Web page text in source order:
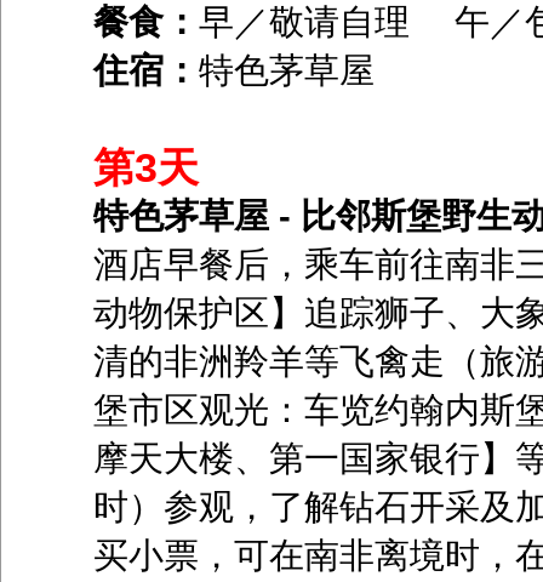
餐食： 早／敬请自理 午
住宿： 特色茅草屋
第3天
特色茅草屋 - 比邻斯堡野生
酒店早餐后，乘车前往南非
动物保护区】追踪狮子、大
清的非洲羚羊等飞禽走（旅
堡市区观光：车览约翰内斯
摩天大楼、第一国家银行】
时）参观，了解钻石开采及
买小票，可在南非离境时，